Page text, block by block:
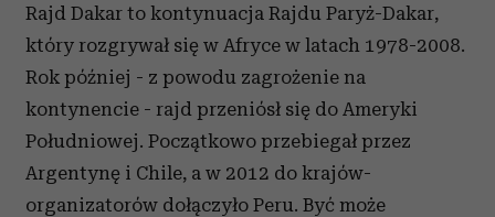
Rajd Dakar to kontynuacja Rajdu Paryż-Dakar,
który rozgrywał się w Afryce w latach 1978-2008.
Rok później - z powodu zagrożenie na
kontynencie - rajd przeniósł się do Ameryki
Południowej. Początkowo przebiegał przez
Argentynę i Chile, a w 2012 do krajów-
organizatorów dołączyło Peru. Być może